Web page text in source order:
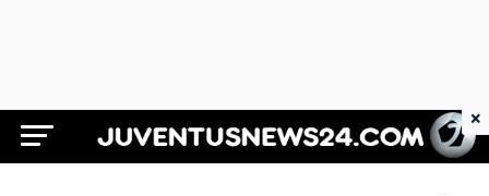
Juventus News 24
×